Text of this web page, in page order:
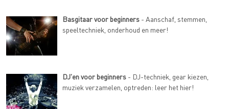
Basgitaar voor beginners - Aanschaf, stemmen,
speeltechniek, onderhoud en meer!
DJ'en voor beginners - DJ-techniek, gear kiezen,
muziek verzamelen, optreden: leer het hier!